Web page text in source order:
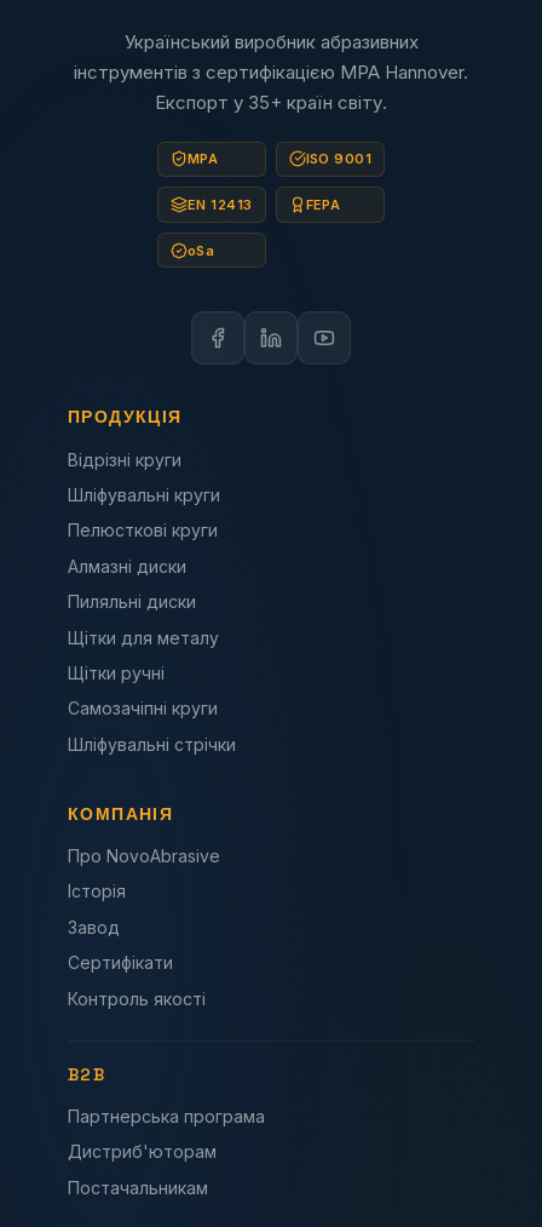
Український виробник абразивних
інструментів з сертифікацією MPA Hannover.
Експорт у 35+ країн світу.
MPA ISO 9001
EN 12413 FEPA
oSa
ПРОДУКЦІЯ
Відрізні круги
Шліфувальні круги
Пелюсткові круги
Алмазні диски
Пиляльні диски
Щітки для металу
Щітки ручні
Самозачіпні круги
Шліфувальні стрічки
КОМПАНІЯ
Про NovoAbrasive
Історія
Завод
Сертифікати
Контроль якості
B2B
Партнерська програма
Дистриб'юторам
Постачальникам